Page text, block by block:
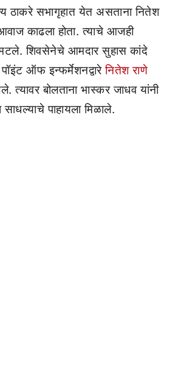
ठाकरे सभागृहात येत असताना नितेश
काढला होता. त्याचे आजही
शिवसेनेचे आमदार सुहास कांदे
ऑफ इन्फर्मेशनद्वारेनितेश राणे
त्यावर बोलताना भास्कर जाधव यांनी
पाहायला मिळाले.